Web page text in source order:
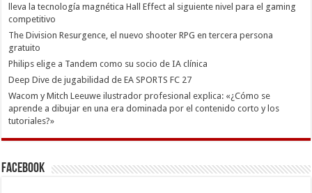
lleva la tecnología magnética Hall Effect al siguiente nivel para el gaming
competitivo
The Division Resurgence, el nuevo shooter RPG en tercera persona
gratuito
Philips elige a Tandem como su socio de IA clínica
Deep Dive de jugabilidad de EA SPORTS FC 27
Wacom y Mitch Leeuwe ilustrador profesional explica: «¿Cómo se
aprende a dibujar en una era dominada por el contenido corto y los
tutoriales?»
Facebook